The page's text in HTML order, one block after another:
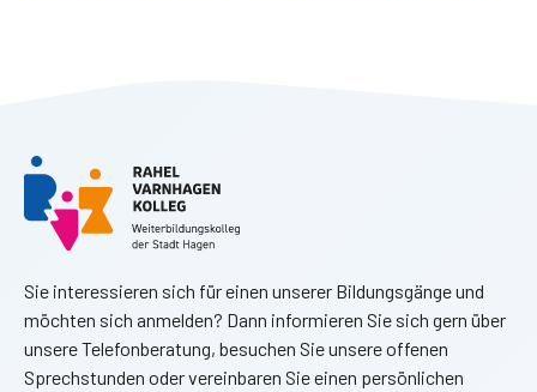
Sie interessieren sich für einen unserer Bildungsgänge und
möchten sich anmelden? Dann informieren Sie sich gern über
unsere Telefonberatung, besuchen Sie unsere offenen
Sprechstunden oder vereinbaren Sie einen persönlichen